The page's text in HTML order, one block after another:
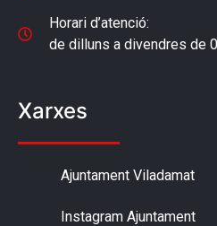
Horari d’atenció:
de dilluns a divendres de
Xarxes
Ajuntament Viladamat
Instagram Ajuntament